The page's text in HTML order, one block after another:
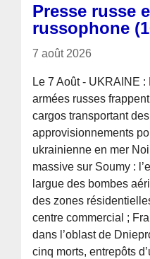
Presse russe
russophone
7 août 2026
Le 7 Août - UKRAINE :
armées russes
cargos transportant des
approvisionnements
ukrainienne en mer
massive sur Soumy :
largue des bombes
des zones
centre commercial ;
dans l’oblast de
cinq morts, entrepôts